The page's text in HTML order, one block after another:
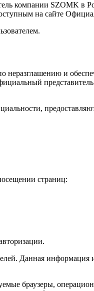
компании SZOMK в
на сайте
неразглашению и
страниц:
Данная
браузеры,